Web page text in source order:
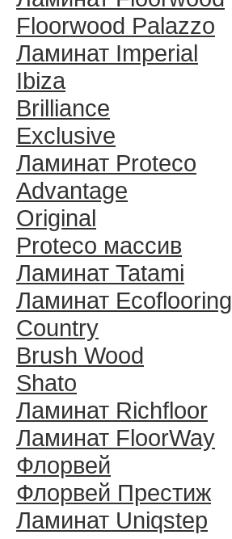
Floorwood Palazzo
Ламинат Imperial
Ibiza
Brilliance
Exclusive
Ламинат Proteco
Advantage
Original
Proteco массив
Ламинат Tatami
Ламинат Ecoflooring
Country
Brush Wood
Shato
Ламинат Richfloor
Ламинат FloorWay
Флорвей
Флорвей Престиж
Ламинат Uniqstep